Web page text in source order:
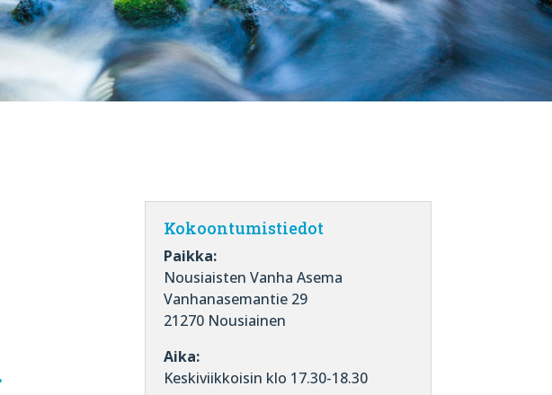
Kokoontumistiedot
Paikka:
Nousiaisten Vanha Asema
Vanhanasemantie 29
21270 Nousiainen
Aika:
Keskiviikkoisin klo 17.30-18.30